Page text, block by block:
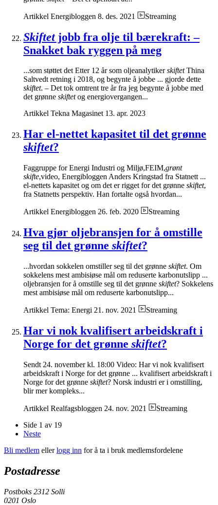
Artikkel Energibloggen 8. des. 2021 Streaming
Skiftetjobb fra olje til bærekraft: –
Snakket bak ryggen på meg
...som støttet det Etter 12 år som oljeanalytikerskiftetThina
Saltvedt retning i 2018, og begynte å jobbe ... gjorde dette
skiftet. – Det tok omtrent tre år fra jeg begynte å jobbe med
det grønne skiftetog energiovergangen...
Artikkel Tekna Magasinet 13. apr. 2023
Har el-nettet kapasitet til det grønne
skiftet?
Faggruppe for Energi Industri og Miljø,FEIM,grønt
skifte,video, Energibloggen Anders Kringstad fra Statnett ...
el-nettets kapasitet og om det er rigget for det grønne skiftet,
fra Statnetts perspektiv. Han fortalte også hvordan...
Artikkel Energibloggen 26. feb. 2020 Streaming
Hva gjør oljebransjen for å omstille
seg til det grønne skiftet?
...hvordan sokkelen omstiller seg til det grønne skiftet. Om
sokkelens mest ambisiøse mål om reduserte karbonutslipp ...
oljebransjen for å omstille seg til det grønne skiftet? Sokkelens
mest ambisiøse mål om reduserte karbonutslipp...
Artikkel Tema: Energi 21. nov. 2021 Streaming
Har vi nok kvalifisert arbeidskraft i
Norge for det grønne skiftet?
Sendt 24. november kl. 18:00 Video: Har vi nok kvalifisert
arbeidskraft i Norge for det grønne ... kvalifisert arbeidskraft i
Norge for det grønne skiftet? Norsk industri er i omstilling,
blir mer kompleks...
Artikkel Realfagsbloggen 24. nov. 2021
Streaming
Side 1 av 19
Neste
Bli medlem ellerlogg inn for å ta i bruk medlemsfordelene
Postadresse
Postboks 2312 Solli
0201 Oslo